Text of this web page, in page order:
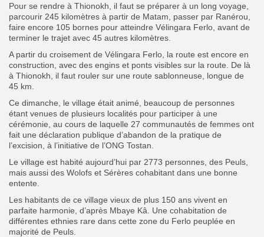
Pour se rendre à Thionokh, il faut se préparer à un long voyage,
parcourir 245 kilomètres à partir de Matam, passer par Ranérou,
faire encore 105 bornes pour atteindre Vélingara Ferlo, avant de
terminer le trajet avec 45 autres kilomètres.
A partir du croisement de Vélingara Ferlo, la route est encore en
construction, avec des engins et ponts visibles sur la route. De là
à Thionokh, il faut rouler sur une route sablonneuse, longue de
45 km.
Ce dimanche, le village était animé, beaucoup de personnes
étant venues de plusieurs localités pour participer à une
cérémonie, au cours de laquelle 27 communautés de femmes ont
fait une déclaration publique d’abandon de la pratique de
l’excision, à l’initiative de l’ONG Tostan.
Le village est habité aujourd’hui par 2773 personnes, des Peuls,
mais aussi des Wolofs et Sérères cohabitant dans une bonne
entente.
Les habitants de ce village vieux de plus 150 ans vivent en
parfaite harmonie, d’après Mbaye Kâ. Une cohabitation de
différentes ethnies rare dans cette zone du Ferlo peuplée en
majorité de Peuls.